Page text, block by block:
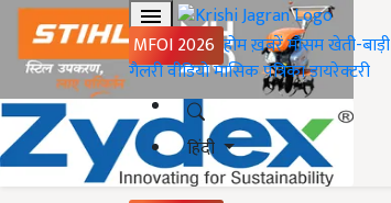
MFOI 2026 होमख़बरेंमौसमखेती-बाड़ी
गैलरीवीडियोमासिक पत्रिकाडायरेक्टरी
हिंदी